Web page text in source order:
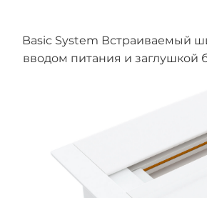
Basic System Встраиваемый
вводом питания и заглушкой